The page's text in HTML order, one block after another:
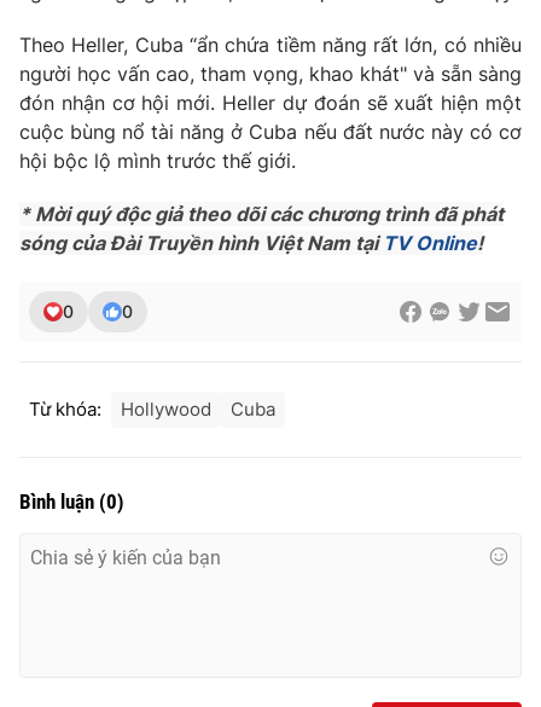
Email: toasoan@vtv.vn
Liên hệ quảng cáo:024-7300.7108
® Cấm sao chép dưới mọi hình thức nếu không có sự chấp
Theo Heller, Cuba “ẩn chứa tiềm năng rất lớn, có nhiều
người học vấn cao, tham vọng, khao khát" và sẵn sàng
đón nhận cơ hội mới. Heller dự đoán sẽ xuất hiện một
cuộc bùng nổ tài năng ở Cuba nếu đất nước này có cơ
hội bộc lộ mình trước thế giới.
* Mời quý độc giả theo dõi các chương trình đã phát
sóng của Đài Truyền hình Việt Nam tạiTV Online!
0 0
Từ khóa: Hollywood Cuba
Bình luận (0)